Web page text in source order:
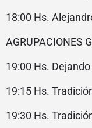
18:00 Hs.
AGRUPACIONES
19:00 Hs.
19:15 Hs.
19:30 Hs.